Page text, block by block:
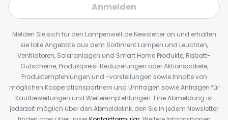
Anmelden
Melden Sie sich für den Lampenwelt.de Newsletter an und erhalten
sie tolle Angebote aus dem Sortiment Lampen und Leuchten,
Ventilatoren, Solaranlagen und Smart Home Produkte, Rabatt-
Gutscheine, Produktpreis-Reduzierungen oder Aktionspakete,
Produktempfehlungen und -vorstellungen sowie Inhalte von
möglichen Kooperationspartnern und Umfragen sowie Anfragen für
Kaufbewertungen und Weiterempfehlungen. Eine Abmeldung ist
jederzeit möglich über den Abmeldelink, den Sie in jedem Newsletter